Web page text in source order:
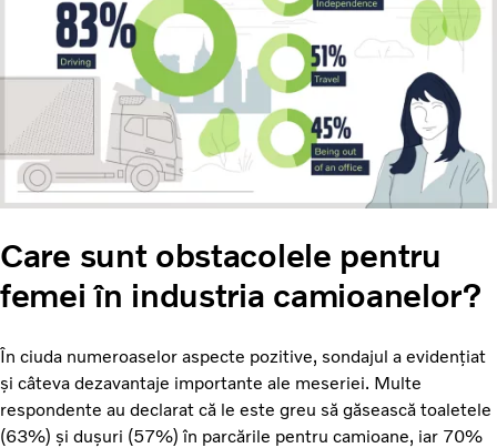
Care sunt obstacolele pentru
femei în industria camioanelor?
În ciuda numeroaselor aspecte pozitive, sondajul a evidențiat
și câteva dezavantaje importante ale meseriei. Multe
respondente au declarat că le este greu să găsească toaletele
(63%) și dușuri (57%) în parcările pentru camioane, iar 70%